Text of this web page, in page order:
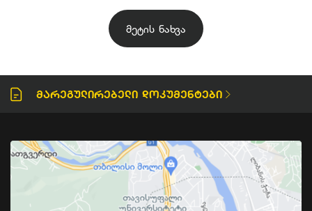
მეტის ნახვა
Მარეგულირებელი Დოკუმენტები